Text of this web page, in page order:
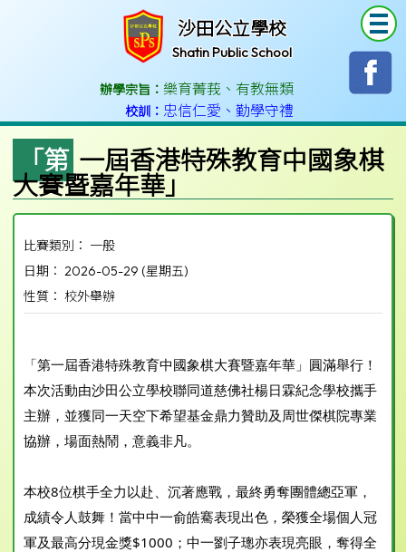
沙田公立學校
Shatin Public School
辦學宗旨： 樂育菁莪 、 有教無類
校訓： 忠信仁愛 、 勤學守禮
「第一屆香港特殊教育中國象棋
大賽暨嘉年華」
比賽類別： 一般
日期： 2026-05-29 (星期五)
性質： 校外舉辦
「第一屆香港特殊教育中國象棋大賽暨嘉年華」圓滿舉行！
本次活動由沙田公立學校聯同道慈佛社楊日霖紀念學校攜手
主辦，並獲同一天空下希望基金鼎力贊助及周世傑棋院專業
協辦，場面熱鬧，意義非凡。
本校8位棋手全力以赴、沉著應戰，最終勇奪團體總亞軍，
成績令人鼓舞！當中中一俞皓騫表現出色，榮獲全場個人冠
軍及最高分現金獎$1000；中一劉子璁亦表現亮眼，奪得全